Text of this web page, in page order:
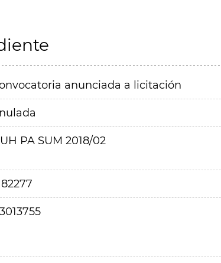
anunciada a licitación
PA SUM 2018/02